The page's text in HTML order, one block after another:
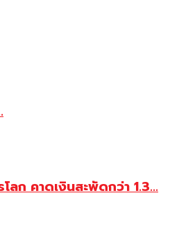
ก คาดเงินสะพัดกว่า 1.3...